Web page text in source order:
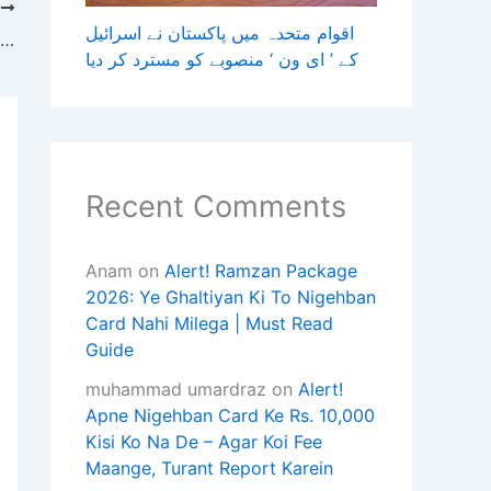
ایران کی تجاویز پر واشنگٹن کا ٹھنڈا ردعمل، ٹرمپ غیر مطمئن قرار، برطانوی میڈیا
اقوام متحدہ میں پاکستان نے اسرائیل
کے ’ ای ون ‘ منصوبے کو مسترد کر دیا
Recent Comments
Anam on Alert! Ramzan Package
2026: Ye Ghaltiyan Ki To Nigehban
Card Nahi Milega | Must Read
Guide
muhammad umardraz on Alert!
Apne Nigehban Card Ke Rs. 10,000
Kisi Ko Na De – Agar Koi Fee
Maange, Turant Report Karein